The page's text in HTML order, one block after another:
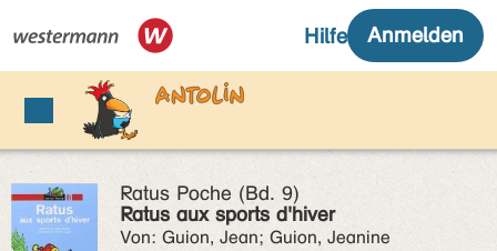
Ratus Poche (Bd. 9)
Ratus aux sports d'hiver
Von: Guion, Jean; Guion, Jeanine